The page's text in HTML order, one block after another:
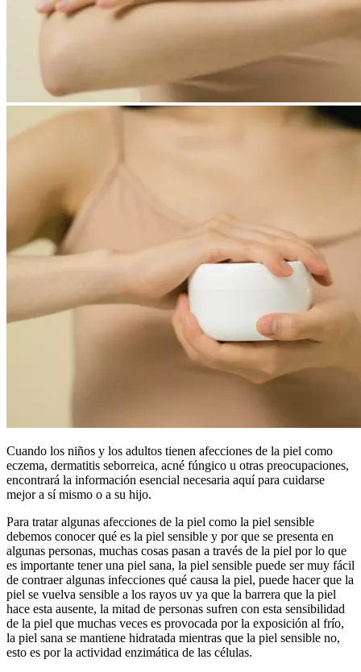
Cuando los niños y los adultos tienen afecciones de la piel como
eczema, dermatitis seborreica, acné fúngico u otras preocupaciones,
encontrará la información esencial necesaria aquí para cuidarse
mejor a sí mismo o a su hijo.
Para tratar algunas afecciones de la piel como la piel sensible
debemos conocer qué es la piel sensible y por que se presenta en
algunas personas, muchas cosas pasan a través de la piel por lo que
es importante tener una piel sana, la piel sensible puede ser muy fácil
de contraer algunas infecciones qué causa la piel, puede hacer que la
piel se vuelva sensible a los rayos uv ya que la barrera que la piel
hace esta ausente, la mitad de personas sufren con esta sensibilidad
de la piel que muchas veces es provocada por la exposición al frío,
la piel sana se mantiene hidratada mientras que la piel sensible no,
esto es por la actividad enzimática de las células.